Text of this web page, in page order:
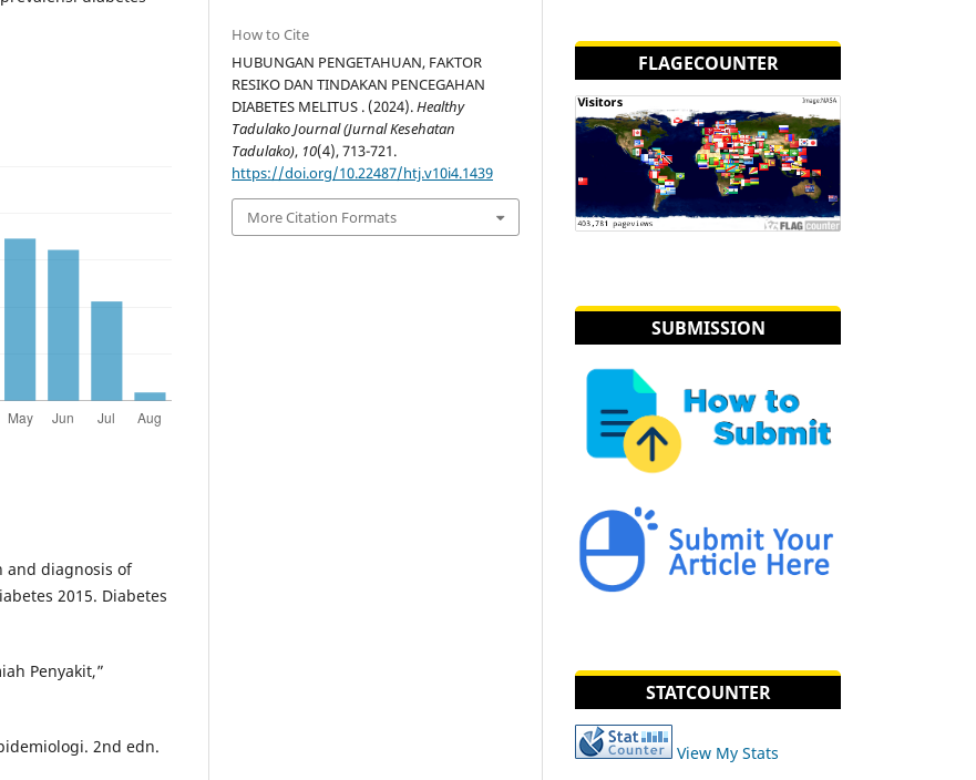
and diagnosis of
2015. Diabetes
Penyakit,”
2nd edn.
How to Cite
HUBUNGAN PENGETAHUAN, FAKTOR
RESIKO DAN TINDAKAN PENCEGAHAN
DIABETES MELITUS . (2024).Healthy
Tadulako Journal (Jurnal Kesehatan
Tadulako), 10(4), 713-721.
https://doi.org/10.22487/htj.v10i4.1439
More Citation Formats
FLAGECOUNTER
SUBMISSION
STATCOUNTER
View My Stats